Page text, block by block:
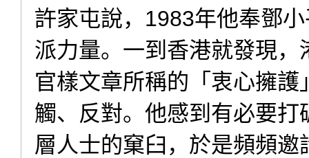
許家屯說，1983年他奉鄧
派力量。一到香港就發現
官樣文章所稱的「衷心擁
觸、反對。他感到有必要
層人士的窠臼，於是頻頻